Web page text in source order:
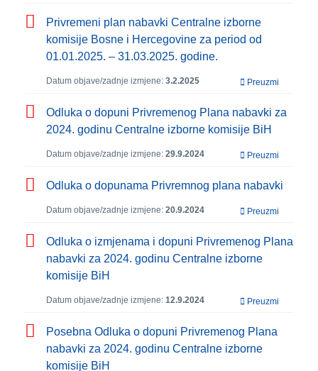
Privremeni plan nabavki Centralne izborne
komisije Bosne i Hercegovine za period od
01.01.2025. – 31.03.2025. godine.
Datum objave/zadnje izmjene: 3.2.2025 Preuzmi
Odluka o dopuni Privremenog Plana nabavki za
2024. godinu Centralne izborne komisije BiH
Datum objave/zadnje izmjene: 29.9.2024 Preuzmi
Odluka o dopunama Privremnog plana nabavki
Datum objave/zadnje izmjene: 20.9.2024 Preuzmi
Odluka o izmjenama i dopuni Privremenog Plana
nabavki za 2024. godinu Centralne izborne
komisije BiH
Datum objave/zadnje izmjene: 12.9.2024 Preuzmi
Posebna Odluka o dopuni Privremenog Plana
nabavki za 2024. godinu Centralne izborne
komisije BiH